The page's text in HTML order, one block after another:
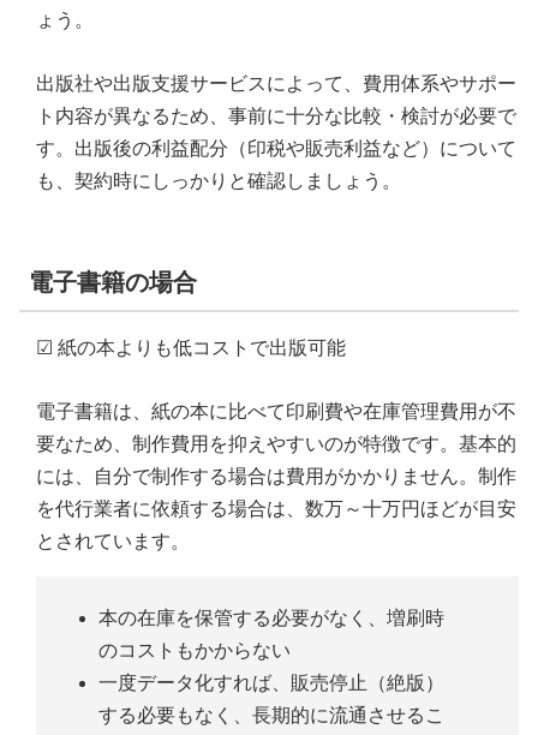
ょう。
出版社や出版支援サービスによって、費用体系やサポー
ト内容が異なるため、事前に十分な比較・検討が必要で
す。出版後の利益配分（印税や販売利益など）について
も、契約時にしっかりと確認しましょう。
電子書籍の場合
☑ 紙の本よりも低コストで出版可能
電子書籍は、紙の本に比べて印刷費や在庫管理費用が不
要なため、制作費用を抑えやすいのが特徴です。基本的
には、自分で制作する場合は費用がかかりません。制作
を代行業者に依頼する場合は、数万～十万円ほどが目安
とされています。
本の在庫を保管する必要がなく、増刷時
のコストもかからない
一度データ化すれば、販売停止（絶版）
する必要もなく、長期的に流通させるこ